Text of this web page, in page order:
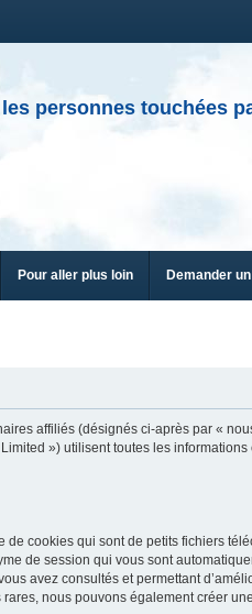
personnes touchées
Pour aller plus loin Demander
affiliés (désignés ci-après par «
») utilisent toutes les
cookies qui sont de petits fichiers
de session qui vous sont
avez consultés et permettant
nous pouvons également créer